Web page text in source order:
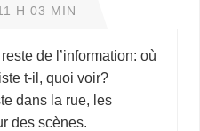
H 03 MIN
de l’information: où
t-il, quoi voir?
dans la rue, les
des scènes.